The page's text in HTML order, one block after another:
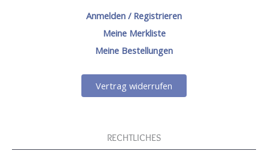
Anmelden / Registrieren
Meine Merkliste
Meine Bestellungen
Vertrag widerrufen
RECHTLICHES